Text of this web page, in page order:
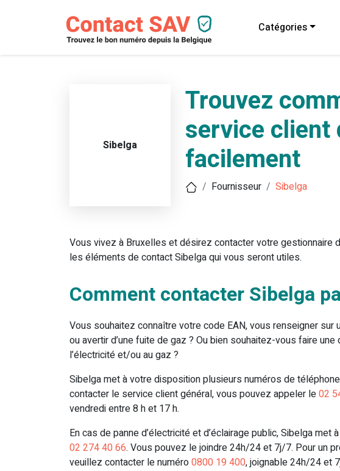
Catégories
Sibelga
Trouvez
service client
facilement
Fournisseur Sibelga
Vous vivez à Bruxelles et désirez contacter votre gestionnaire
les éléments de contact Sibelga qui vous seront utiles.
Comment contacter Sibelga
Vous souhaitez connaître votre code EAN, vous renseigner sur
ou avertir d’une fuite de gaz ? Ou bien souhaitez-vous faire
l’électricité et/ou au gaz ?
Sibelga met à votre disposition plusieurs numéros de
contacter le service client général, vous pouvez appeler le02
vendredi entre 8 h et 17 h.
En cas de panne d’électricité et d’éclairage public, Sibelga met
02 274 40 66. Vous pouvez le joindre 24h/24 et 7j/7. Pour un
veuillez contacter le numéro0800 19 400, joignable 24h/24 et